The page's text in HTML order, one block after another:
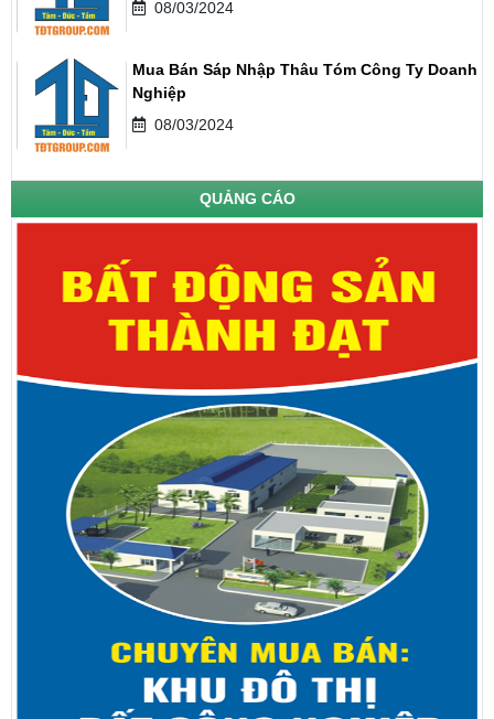
08/03/2024
Mua Bán Sáp Nhập Thâu Tóm Công Ty Doanh
Nghiệp
08/03/2024
QUẢNG CÁO